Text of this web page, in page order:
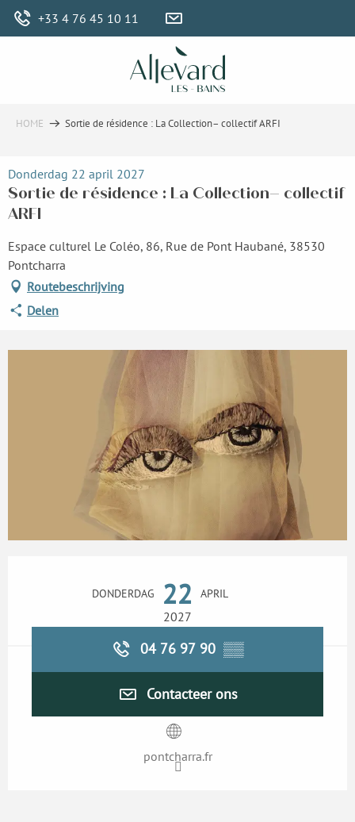
Aller
+33 4 76 45 10 11
HOME Sortie de résidence : La Collection– collectif ARFI
Donderdag 22 april 2027
Sortie de résidence : La Collection– collectif
ARFI
Espace culturel Le Coléo, 86, Rue de Pont Haubané, 38530
Pontcharra
Routebeschrijving
Delen
DONDERDAG 22 APRIL
2027
04 76 97 90 ▒▒
Contacteer ons
pontcharra.fr